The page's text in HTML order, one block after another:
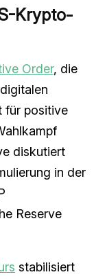
Krypto-
Order, die
für positive
diskutiert
in der
Reserve
stabilisiert